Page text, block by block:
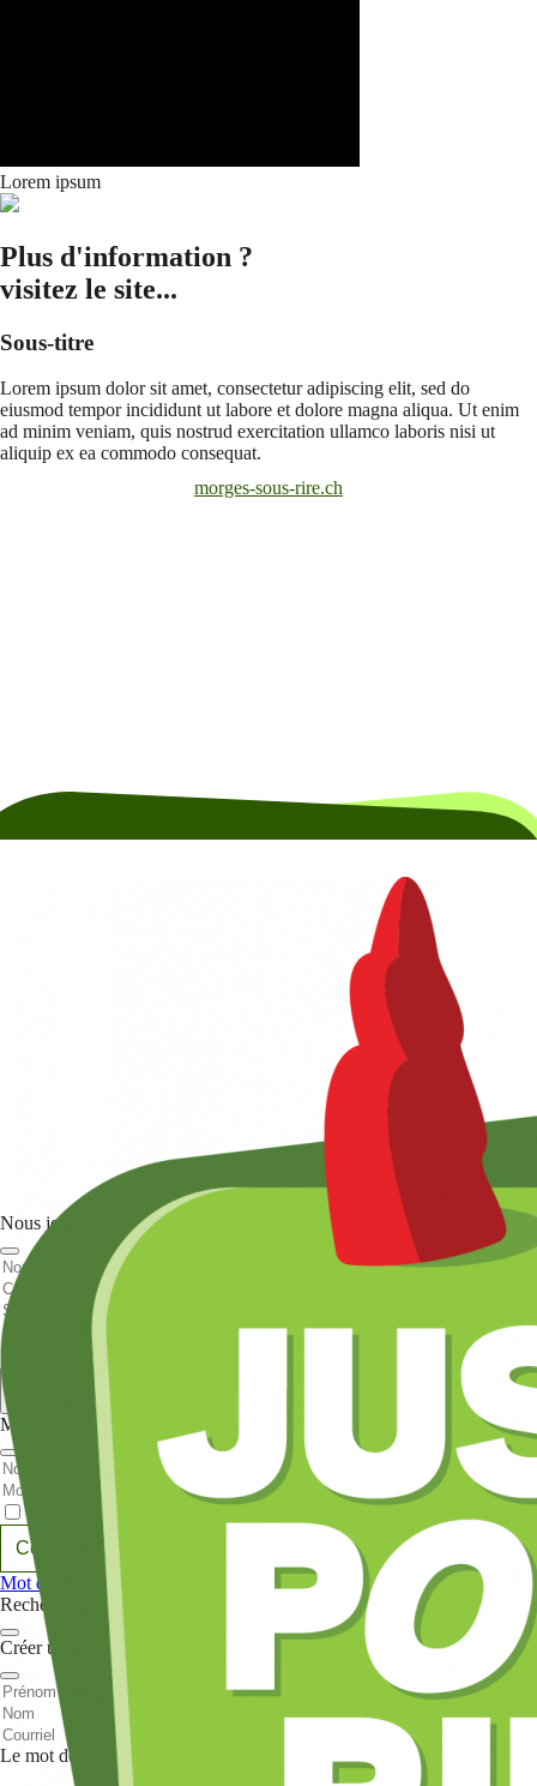
Lorem ipsum
Plus d'information ?
visitez le site...
Sous-titre
Lorem ipsum dolor sit amet, consectetur adipiscing elit, sed do
eiusmod tempor incididunt ut labore et dolore magna aliqua. Ut enim
ad minim veniam, quis nostrud exercitation ullamco laboris nisi ut
aliquip ex ea commodo consequat.
morges-sous-rire.ch
Nous joindre
Nom et prenom
Mon espace
Courriel
Mot de passe
Se rappeler de moi
Connexion
Mot de passe oublié
Recherche
Créer un compte
Prénom
Le mot de passe doit contenir :